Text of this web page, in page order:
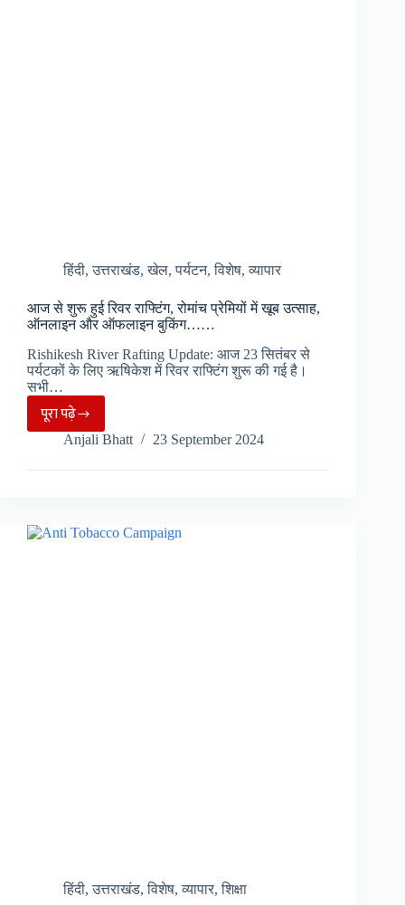
हिंदी,उत्तराखंड,खेल,पर्यटन,विशेष,व्यापार
आज से शुरू हुई रिवर राफ्टिंग, रोमांच प्रेमियों में खूब उत्साह,
ऑनलाइन और ऑफलाइन बुकिंग……
Rishikesh River Rafting Update: आज 23 सितंबर से
पर्यटकों के लिए ऋषिकेश में रिवर राफ्टिंग शुरू की गई है।
सभी…
पूरा पढ़ेआज
से
शुरू
राफ्टिंग,
Anjali Bhatt 23 September 2024
हिंदी,उत्तराखंड,विशेष,व्यापार,शिक्षा